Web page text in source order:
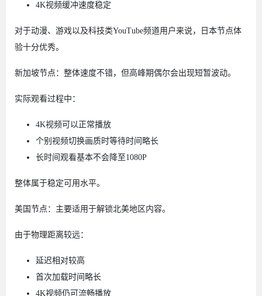
4K视频缓冲速度稳定
对于动漫、游戏以及科技类YouTube频道用户来说，日本节点体
验十分优秀。
新加坡节点：整体速度不错，但高峰期偶尔会出现短暂波动。
实际观看过程中：
4K视频可以正常播放
个别视频切换画质时等待时间略长
长时间观看基本不会降至1080P
整体属于稳定可用水平。
美国节点：主要适用于解锁北美地区内容。
由于物理距离较远：
延迟相对较高
首次加载时间略长
4K视频仍可流畅播放